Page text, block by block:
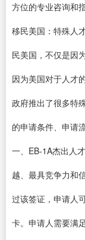
方位的专业咨询和
移民美国：特殊人
民美国，不仅是因
因为美国对于人才
政府推出了很多特
的申请条件、申请
一、EB-1A杰出人
越、最具竞争力和
过该签证，申请人
卡。申请人需要满